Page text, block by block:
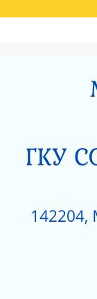
РОДИТЕЛЯМ О
АКТ ПРОВЕРКИ
ПОЛОЖЕНИЕ О
ЗИМНИЕ ЗАБАВЫ
КАК ЗАЩИТИТЬ
НЕЗАВИСИМАЯ
ДОРОЖНАЯ КАРТА
«СЕРПУХОВСКИЙ